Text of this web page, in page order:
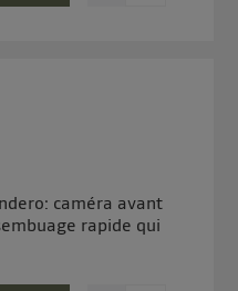
caméra avant
rapide qui